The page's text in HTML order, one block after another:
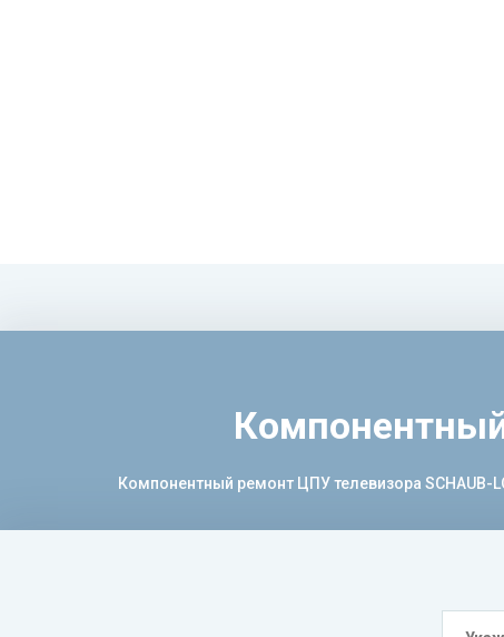
Компонентный ремонт ЦПУ телевизора SCHAUB-